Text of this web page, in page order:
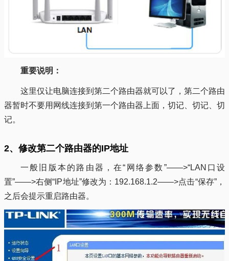
重要说明：
这里仅让电脑连接到第二个路由器就可以了，第二个路由
器暂时不要用网线连接到第一个路由器上面，切记、切记、切
记。
2、修改第二个路由器的IP地址
一般旧版本的路由器，在“网络参数”——>“LAN口设
置”——>右侧“IP地址”修改为：192.168.1.2——>点击“保存”，
之后会提示重启路由器。